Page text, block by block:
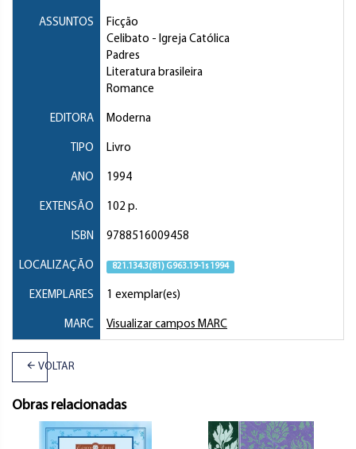
ASSUNTOS
Ficção
Celibato - Igreja Católica
Padres
Literatura brasileira
Romance
EDITORA Moderna
TIPO Livro
ANO 1994
EXTENSÃO 102 p.
ISBN 9788516009458
LOCALIZAÇÃO 821.134.3(81) G963.19-1s 1994
EXEMPLARES 1 exemplar(es)
MARC Visualizar campos MARC
VOLTAR
Obras relacionadas